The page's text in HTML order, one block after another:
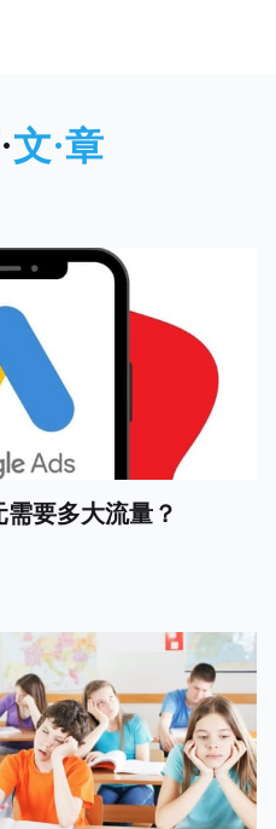
用同一个IP，
。下面是使用Python编
序： 首先，你需要
tweepy 然后，
文·章
要多大流量？